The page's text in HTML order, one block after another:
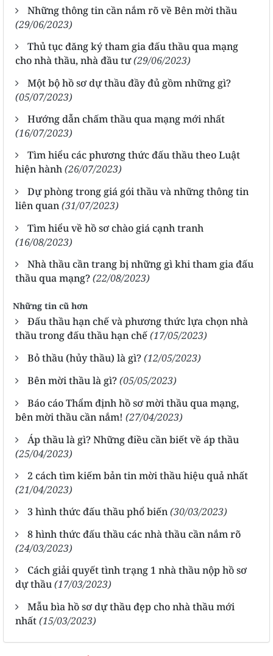
Những thông tin cần nắm rõ về Bên mời thầu
(29/06/2023)
Thủ tục đăng ký tham gia đấu thầu qua mạng
cho nhà thầu, nhà đầu tư(29/06/2023)
Một bộ hồ sơ dự thầu đầy đủ gồm những gì?
(05/07/2023)
Hướng dẫn chấm thầu qua mạng mới nhất
(16/07/2023)
Tìm hiểu các phương thức đấu thầu theo Luật
hiện hành(26/07/2023)
Dự phòng trong giá gói thầu và những thông tin
liên quan(31/07/2023)
Tìm hiểu về hồ sơ chào giá cạnh tranh
(16/08/2023)
Nhà thầu cần trang bị những gì khi tham gia đấu
thầu qua mạng?(22/08/2023)
Những tin cũ hơn
Đấu thầu hạn chế và phương thức lựa chọn nhà
thầu trong đấu thầu hạn chế(17/05/2023)
Bỏ thầu (hủy thầu) là gì?(12/05/2023)
Bên mời thầu là gì?(05/05/2023)
Báo cáo Thẩm định hồ sơ mời thầu qua mạng,
bên mời thầu cần nắm! (27/04/2023)
Áp thầu là gì? Những điều cần biết về áp thầu
(25/04/2023)
2 cách tìm kiếm bản tin mời thầu hiệu quả nhất
(21/04/2023)
3 hình thức đấu thầu phổ biến(30/03/2023)
8 hình thức đấu thầu các nhà thầu cần nắm rõ
(24/03/2023)
Cách giải quyết tình trạng 1 nhà thầu nộp hồ sơ
dự thầu(17/03/2023)
Mẫu bìa hồ sơ dự thầu đẹp cho nhà thầu mới
nhất(15/03/2023)